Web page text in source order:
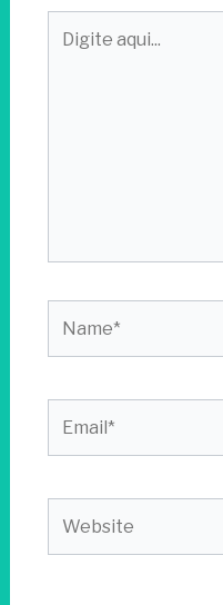
aqui...